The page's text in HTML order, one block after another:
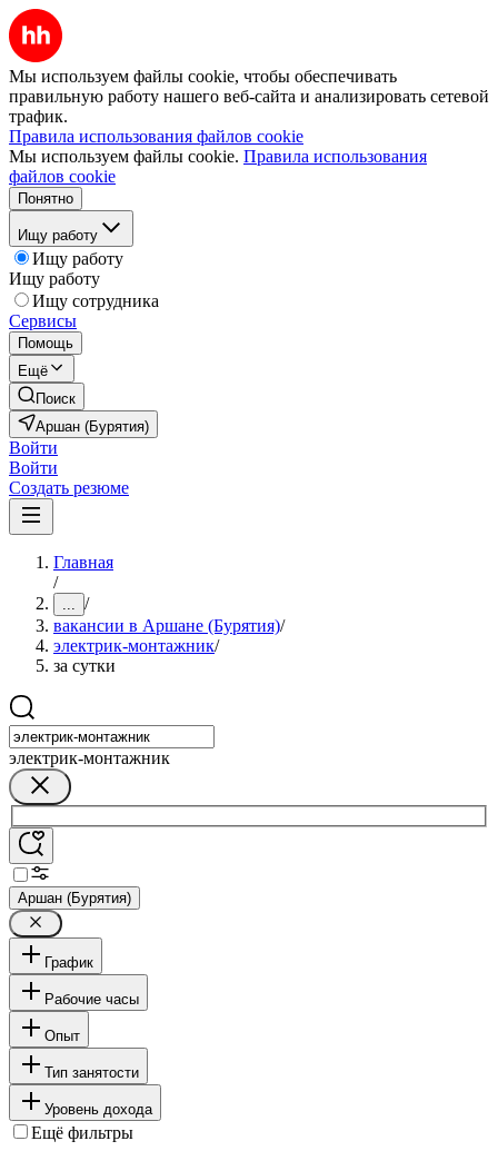
Мы используем файлы cookie, чтобы обеспечивать
правильную работу нашего веб-сайта и анализировать сетевой
трафик.
Правила использования файлов cookie
Мы используем файлы cookie. Правила использования
файлов cookie
Понятно
Ищу работу
Ищу работу
Ищу работу
Ищу сотрудника
Сервисы
Помощь
Ещё
Поиск
Аршан (Бурятия)
Войти
Войти
Создать резюме
Главная
/
... /
вакансии в Аршане (Бурятия)/
электрик-монтажник/
за сутки
электрик-монтажник
Аршан (Бурятия)
График
Рабочие часы
Опыт
Тип занятости
Уровень дохода
Ещё фильтры